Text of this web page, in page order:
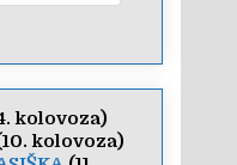
kolovoza)
kolovoza)